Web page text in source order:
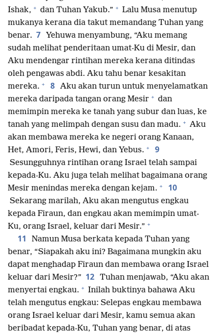
Ishak, + dan Tuhan Yakub.” + Lalu Musa menutup
mukanya kerana dia takut memandang Tuhan yang
benar. 7
Yehuwa menyambung, “Aku memang
sudah melihat penderitaan umat-Ku di Mesir, dan
Aku mendengar rintihan mereka kerana ditindas
oleh pengawas abdi. Aku tahu benar kesakitan
mereka. + 8 Aku akan turun untuk menyelamatkan
mereka daripada tangan orang Mesir + dan
memimpin mereka ke tanah yang subur dan luas, ke
tanah yang melimpah dengan susu dan madu. + Aku
akan membawa mereka ke negeri orang Kanaan,
Het, Amori, Feris, Hewi, dan Yebus. + 9
Sesungguhnya rintihan orang Israel telah sampai
kepada-Ku. Aku juga telah melihat bagaimana orang
Mesir menindas mereka dengan kejam. + 10
Sekarang marilah, Aku akan mengutus engkau
kepada Firaun, dan engkau akan memimpin umat-
Ku, orang Israel, keluar dari Mesir.” +
11
Namun Musa berkata kepada Tuhan yang
benar, “Siapakah aku ini? Bagaimana mungkin aku
dapat menghadap Firaun dan membawa orang Israel
keluar dari Mesir?” 12 Tuhan menjawab, “Aku akan
menyertai engkau. + Inilah buktinya bahawa Aku
telah mengutus engkau: Selepas engkau membawa
orang Israel keluar dari Mesir, kamu semua akan
beribadat kepada-Ku, Tuhan yang benar, di atas